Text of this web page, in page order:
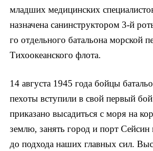
младших медицинских
назначена санинструктором 3-й
го отдельного батальона морской
Тихоокеанского флота.
14 августа 1945 года бойцы
пехоты вступили в свой первый
приказано высадиться с моря на
землю, занять город и порт Сейсин
до подхода наших главных сил.